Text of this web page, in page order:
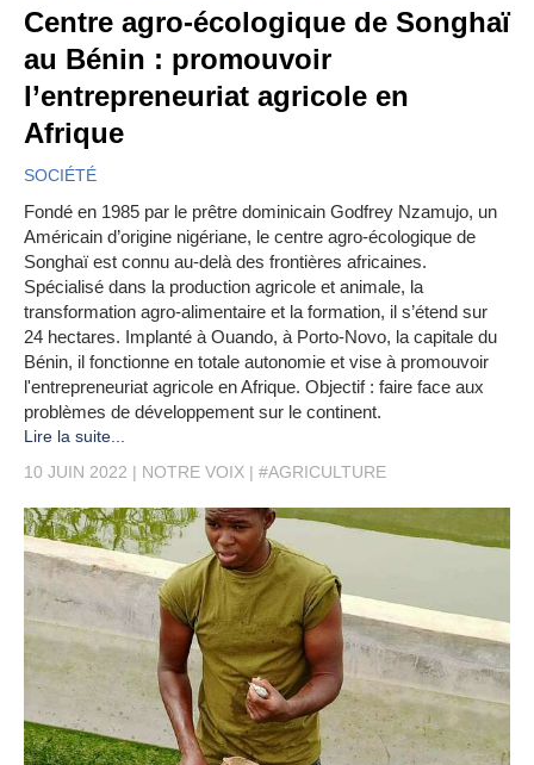
Centre agro-écologique de Songhaï
au Bénin : promouvoir
l’entrepreneuriat agricole en
Afrique
SOCIÉTÉ
Fondé en 1985 par le prêtre dominicain Godfrey Nzamujo, un
Américain d’origine nigériane, le centre agro-écologique de
Songhaï est connu au-delà des frontières africaines.
Spécialisé dans la production agricole et animale, la
transformation agro-alimentaire et la formation, il s’étend sur
24 hectares. Implanté à Ouando, à Porto-Novo, la capitale du
Bénin, il fonctionne en totale autonomie et vise à promouvoir
l'entrepreneuriat agricole en Afrique. Objectif : faire face aux
problèmes de développement sur le continent.
Lire la suite...
10 JUIN 2022
NOTRE VOIX #AGRICULTURE